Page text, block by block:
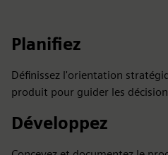
Planifiez
Définissez l'orientation
produit pour guider les
Développez